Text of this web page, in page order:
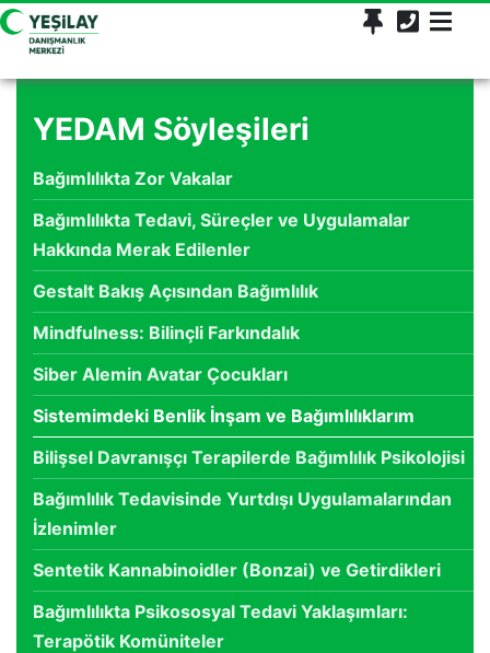
YEDAM Söyleşileri
Bağımlılıkta Zor Vakalar
Bağımlılıkta Tedavi, Süreçler ve Uygulamalar
Hakkında Merak Edilenler
Gestalt Bakış Açısından Bağımlılık
Mindfulness: Bilinçli Farkındalık
Siber Alemin Avatar Çocukları
Sistemimdeki Benlik İnşam ve Bağımlılıklarım
Bilişsel Davranışçı Terapilerde Bağımlılık Psikolojisi
Bağımlılık Tedavisinde Yurtdışı Uygulamalarından
İzlenimler
Sentetik Kannabinoidler (Bonzai) ve Getirdikleri
Bağımlılıkta Psikososyal Tedavi Yaklaşımları:
Terapötik Komüniteler